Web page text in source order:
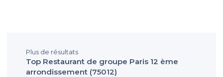
Plus de résultats
Top Restaurant de groupe Paris 12 ème
arrondissement (75012)